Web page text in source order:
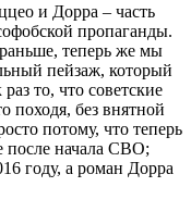
и Дорра – часть
пропаганды.
теперь же мы
пейзаж, который
то, что советские
походя, без внятной
потому, что теперь
после начала СВО;
году, а роман Дорра